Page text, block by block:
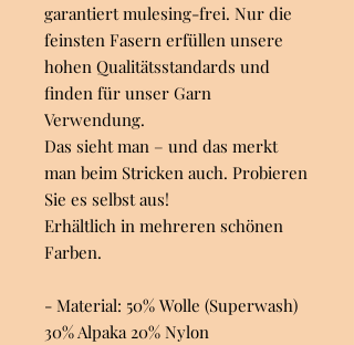
garantiert mulesing-frei. Nur die
feinsten Fasern erfüllen unsere
hohen Qualitätsstandards und
finden für unser Garn
Verwendung.
Das sieht man – und das merkt
man beim Stricken auch. Probieren
Sie es selbst aus!
Erhältlich in mehreren schönen
Farben.
- Material: 50% Wolle (Superwash)
30% Alpaka 20% Nylon